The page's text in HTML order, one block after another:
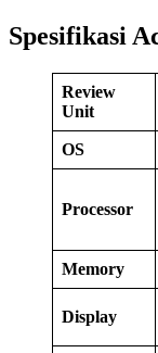
Spesifikasi
Review
Unit
OS
Processor
Memory
Display